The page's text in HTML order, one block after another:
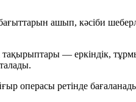
ашып, кәсіби
тақырыптары — еркіндік,
операсы ретінде